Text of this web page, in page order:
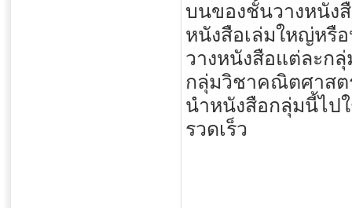
บนของชั้นวางหนัง
หนังสือเล่มใหญ่หรื
วางหนังสือแต่ละก
กลุ่มวิชาคณิตศาสต
นำหนังสือกลุ่มนี้ไป
รวดเร็ว